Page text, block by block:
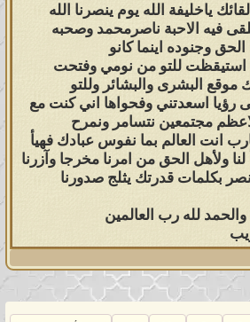
ياخليفة الله يوم ينصرنا الله
فيه الاحبة ناصرمحمد وصحبه
وجنوده اينما كانو
استيقظت للتو من نومي وفتحت
موقع البشرى والبشائر وللتو
اسعدتني وفحواها اني كنت مع
مجتمعين نتسامر ونمرح
انت العالم بما نفوس عبادك فهيأ
لنا ولأهل الحق من امرنا مخرجا وآزرنا
بكلمات قدرتك يثلج صدورنا
لله رب العالمين